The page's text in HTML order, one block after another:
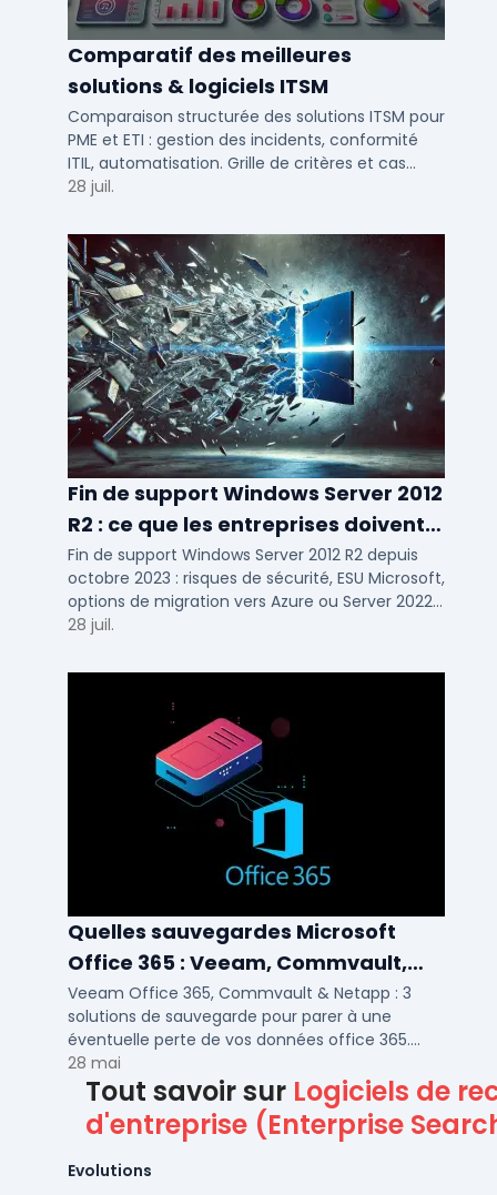
Comparatif des meilleures
solutions & logiciels ITSM
Comparaison structurée des solutions ITSM pour
PME et ETI : gestion des incidents, conformité
ITIL, automatisation. Grille de critères et cas
d'usage par taille d'entreprise.
28 juil.
Fin de support Windows Server 2012
R2 : ce que les entreprises doivent
savoir
Fin de support Windows Server 2012 R2 depuis
octobre 2023 : risques de sécurité, ESU Microsoft,
options de migration vers Azure ou Server 2022
pour TPE, PME et ETI.
28 juil.
Quelles sauvegardes Microsoft
Office 365 : Veeam, Commvault,
Netapp
Veeam Office 365, Commvault & Netapp : 3
solutions de sauvegarde pour parer à une
éventuelle perte de vos données office 365.
Voici notre ...
28 mai
Tout savoir sur Logiciels de
d'entreprise (Enterprise
Evolutions